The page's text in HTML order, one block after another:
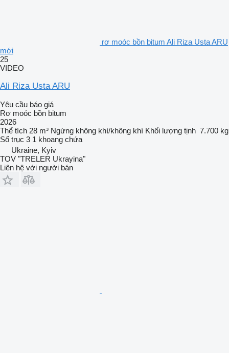
rơ moóc bồn bitum Ali Riza Usta ARU
mới
25
VIDEO
Ali Riza Usta ARU
Yêu cầu báo giá
Rơ moóc bồn bitum
2026
Thể tích 28 m³ Ngừng không khí/không khí Khối lượng tịnh 7.700 kg
Số trục 3 1 khoang chứa
Ukraine, Kyiv
TOV "TRELER Ukrayina"
Liên hệ với người bán